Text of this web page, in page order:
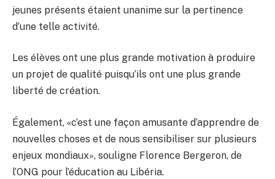
jeunes présents étaient unanime sur la pertinence
d’une telle activité.
Les élèves ont une plus grande motivation à produire
un projet de qualité puisqu’ils ont une plus grande
liberté de création.
Également, «c’est une façon amusante d’apprendre de
nouvelles choses et de nous sensibiliser sur plusieurs
enjeux mondiaux», souligne Florence Bergeron, de
l’ONG pour l’éducation au Libéria.